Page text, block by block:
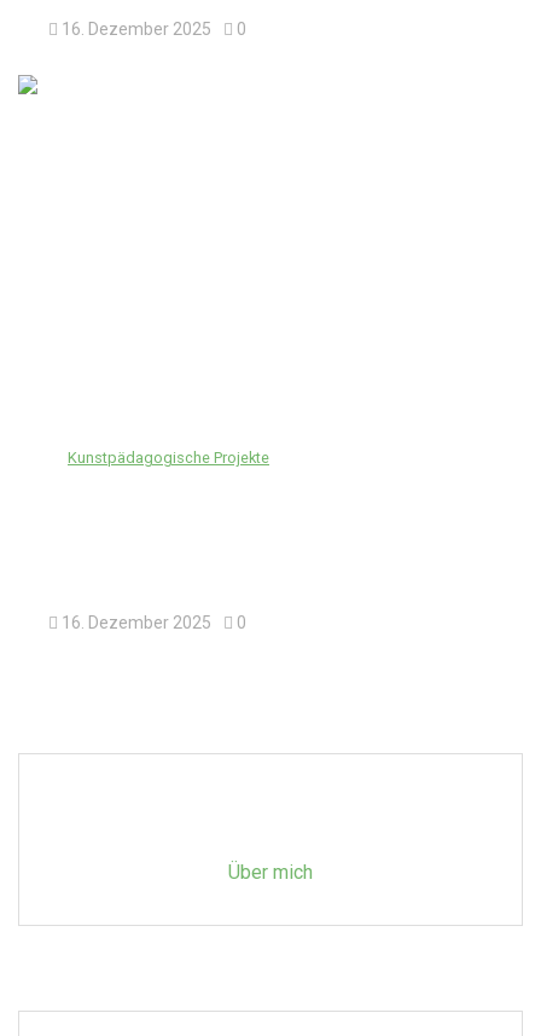
16. Dezember 2025 0
Kunstpädagogische Projekte
16. Dezember 2025 0
Über mich